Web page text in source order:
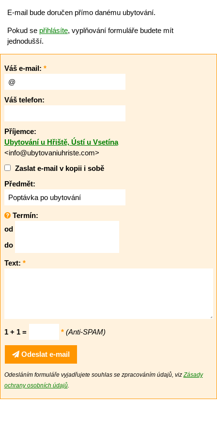
E-mail bude doručen přímo danému ubytování.
Pokud se přihlásíte, vyplňování formuláře budete mít
jednodušší.
Váš e-mail: *
Váš telefon:
Příjemce:
Ubytování u Hřiště, Ústí u Vsetína
<info@ubytovaniuhriste.com>
Zaslat e-mail v kopii i sobě
Předmět:
Termín:
od
do
Text: *
1 + 1 = * (Anti-SPAM)
Odeslat e-mail
Odesláním formuláře vyjadřujete souhlas se zpracováním údajů, viz Zásady
ochrany osobních údajů.